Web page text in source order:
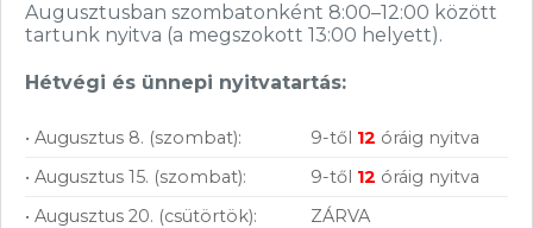
KOSÁRBAx belső M.2 SSD-hez
Cikkszám:
AK-PCCM2P-01
Gyártó:
Akasa
ÁFA:27%
KOSÁRBANVMe M.2 SSD-hez,
110 mm
hűtőbordával
Cikkszám:
Gyártó:
Delock
36 hónap
ÁFA:27%
Augusztusban szombatonként 8:00–12:00 között
tartunk nyitva (a megszokott 13:00 helyett).
Hétvégi és ünnepi nyitvatartás:
• Augusztus 8. (szombat): 9-től 12 óráig nyitva
• Augusztus 15. (szombat):
9-től 12 óráig nyitva
• Augusztus 20. (csütörtök):
ZÁRVA